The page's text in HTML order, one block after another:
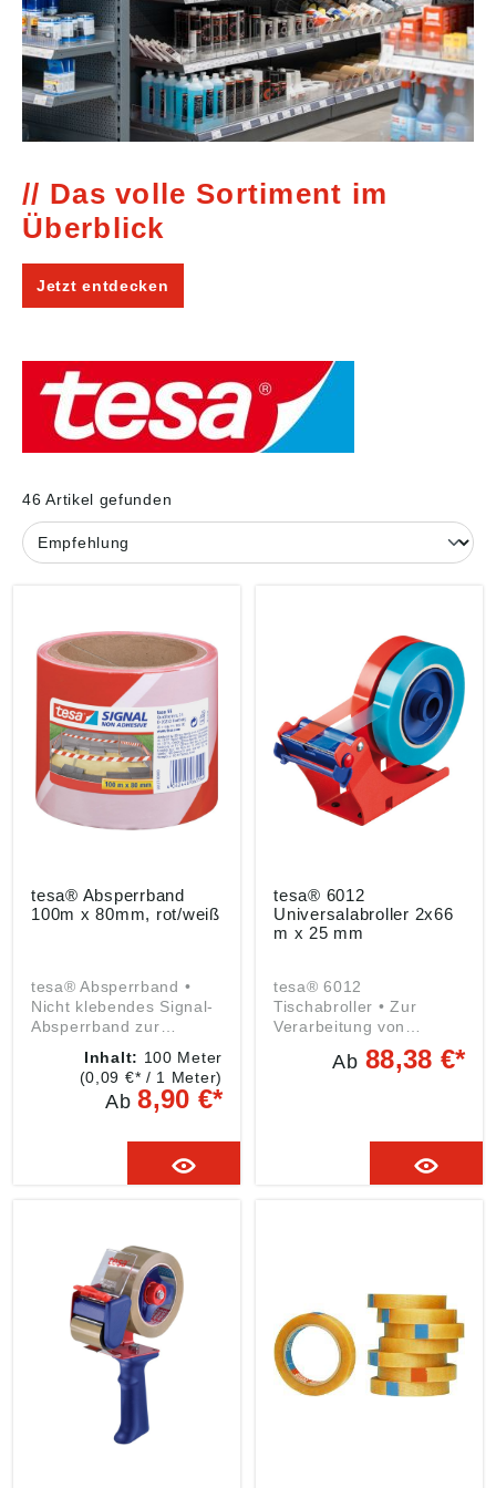
Das volle Sortiment im
Überblick
Jetzt entdecken
46 Artikel gefunden
tesa® Absperrband
100m x 80mm, rot/weiß
tesa® Absperrband •
Nicht klebendes Signal-
Absperrband zur
Gefahrenstellen • PE-
Folie • Beidseitig
bedruckt • Abriebfest • 3
Angaben gemäß
Produktsicherheitsveror
dnung ((EU) 2023/998):
Norderstedt, DE,
presse@tesa.com
Inhalt: 100 Meter
(0,09 €* / 1 Meter)
Ab8,90 €*
tesa® 6012
Universalabroller 2x66
m x 25 mm
tesa® 6012
Tischabroller • Zur
Verarbeitung von
tesapack® und
tesafilm® Klebebändern
Schraubzwinge oder
Anschrauben • Extra
breite Spendekante
schützt zuverlässlich vor
Verletzungen bei
Nichtbenutzung •
Flexible Befestigung
mittels Schraubzwinge,
Ab88,38 €*